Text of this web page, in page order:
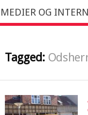
MEDIER OG
Tagged: